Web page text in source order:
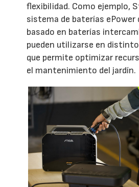
flexibilidad. Como ejemplo,
sistema de baterías ePower
basado en baterías
pueden utilizarse en
que permite optimizar
el mantenimiento del jardín.